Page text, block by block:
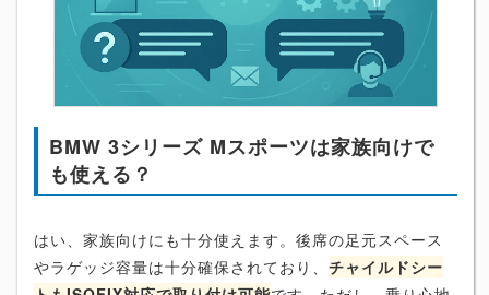
BMW 3シリーズ Mスポーツは家族向けで
も使える？
はい、家族向けにも十分使えます。後席の足元スペース
やラゲッジ容量は十分確保されており、 チャイルドシー